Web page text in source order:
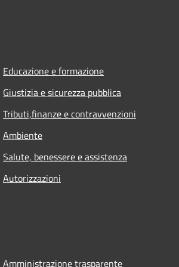
Educazione e formazione
Giustizia e sicurezza pubblica
Tributi,finanze e contravvenzioni
Ambiente
Salute, benessere e assistenza
Autorizzazioni
Amministrazione trasparente